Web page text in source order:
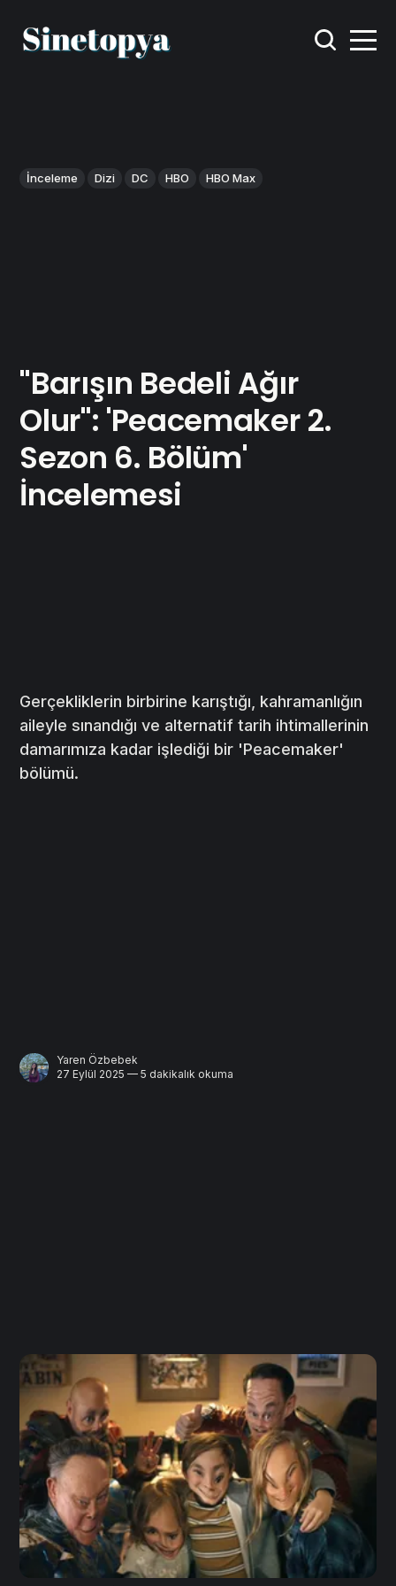
İnceleme Dizi DC HBO HBO Max
"Barışın Bedeli Ağır
Olur": 'Peacemaker 2.
Sezon 6. Bölüm'
İncelemesi
Gerçekliklerin birbirine karıştığı, kahramanlığın
aileyle sınandığı ve alternatif tarih ihtimallerinin
damarımıza kadar işlediği bir 'Peacemaker'
bölümü.
Yaren Özbebek
27 Eylül 2025 — 5 dakikalık okuma